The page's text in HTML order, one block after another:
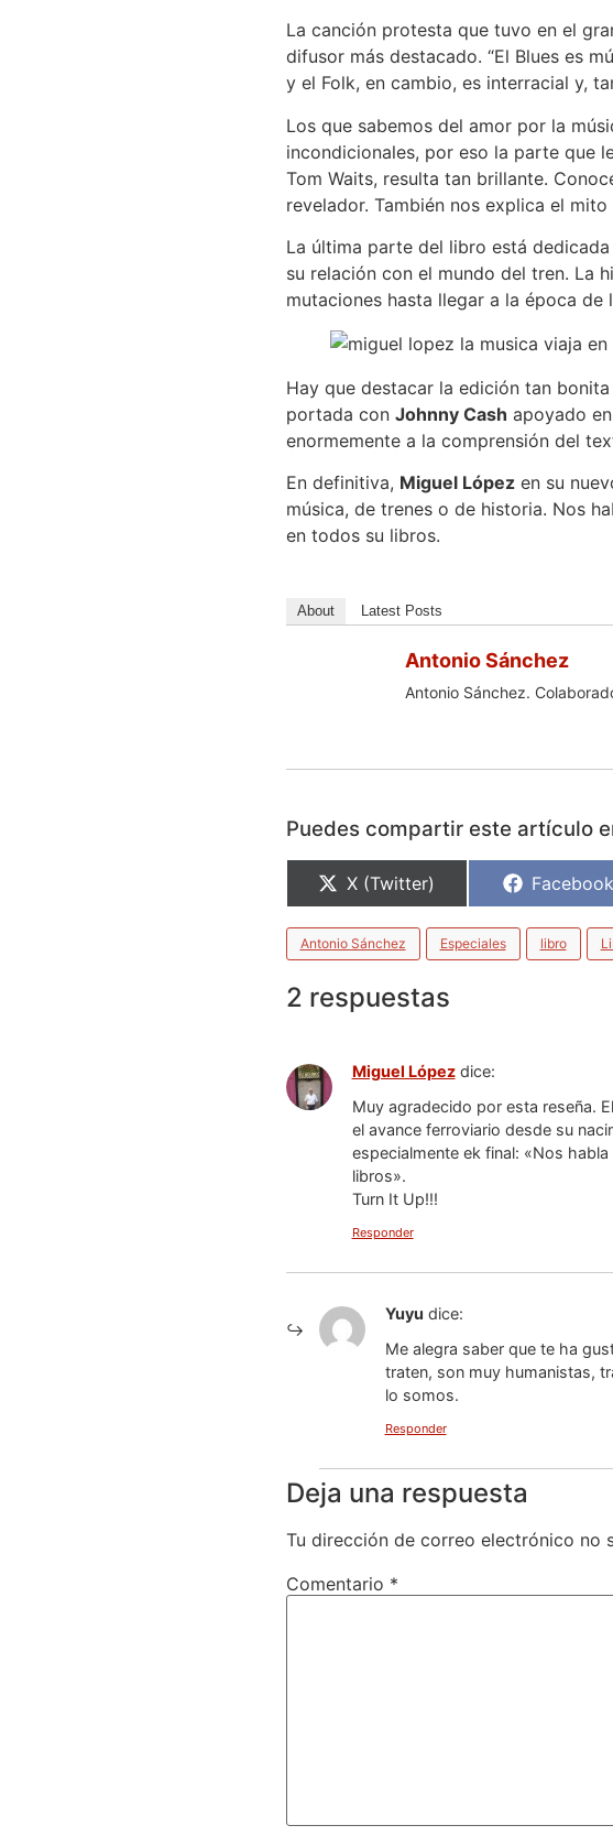
La canción protesta que tuvo en el
difusor más destacado. “El Blues es
y el Folk, en cambio, es interracial y,
Los que sabemos del amor por la
incondicionales, por eso la parte que
Tom Waits, resulta tan brillante.
revelador. También nos explica el
La última parte del libro está
su relación con el mundo del tren. La
mutaciones hasta llegar a la época
Hay que destacar la edición tan
portada con Johnny Cash apoyado
enormemente a la comprensión del
En definitiva, Miguel Lópezen su
música, de trenes o de historia. Nos
en todos su libros.
About Latest Posts
Antonio Sánchez
Antonio Sánchez.
Puedes compartir este artículo
X (Twitter) Facebook
Antonio Sánchez Especiales libro
2 respuestas
Miguel López dice:
Muy agradecido por esta reseña.
el avance ferroviario desde su
especialmente ek final: «Nos
libros».
Turn It Up!!!
Responder
Yuyu dice:
Me alegra saber que te ha
traten, son muy humanistas,
lo somos.
Responder
Deja una respuesta
Tu dirección de correo electrónico no
Comentario *